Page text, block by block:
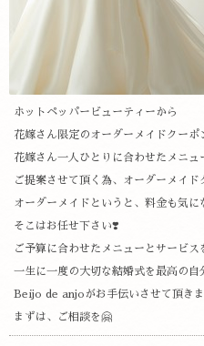
ホットペッパービューティーから
花嫁さん限定のオーダーメイドクーポ
花嫁さん一人ひとりに合わせたメニュ
ご提案させて頂く為、オーダーメイド
オーダーメイドというと、料金も気に
そこはお任せ下さい❣️
ご予算に合わせたメニューとサービス
一生に一度の大切な結婚式を最高の自
Beijo de anjoがお手伝いさせて頂きま
まずは、ご相談を🤗